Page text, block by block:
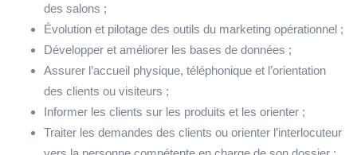
des salons ;
Évolution et pilotage des outils du marketing opérationnel ;
Développer et améliorer les bases de données ;
Assurer l’accueil physique, téléphonique et l’orientation
des clients ou visiteurs ;
Informer les clients sur les produits et les orienter ;
Traiter les demandes des clients ou orienter l’interlocuteur